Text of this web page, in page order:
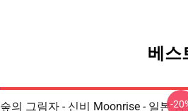
베스
숲의 그림자 - 신비 Moonrise - 일본 풍
-